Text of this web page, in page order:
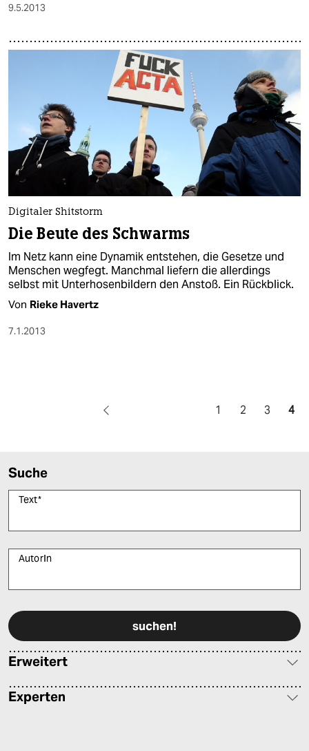
9.5.2013
Digitaler Shitstorm
Die Beute des Schwarms
Im Netz kann eine Dynamik entstehen, die Gesetze und
Menschen wegfegt. Manchmal liefern die allerdings
selbst mit Unterhosenbildern den Anstoß. Ein Rückblick.
Von Rieke Havertz
7.1.2013
1 2 3 4
Suche
Text*
AutorIn
Erweitert
Experten